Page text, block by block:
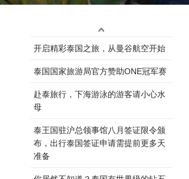
开启精彩泰国之旅，从曼谷航空开始
泰国国家旅游局官方赞助ONE冠军赛
赴泰旅行，下海游泳的游客请小心水
母
泰王国驻沪总领事馆八月签证限令颁
布，出行泰国签证申请需提前更多天
准备